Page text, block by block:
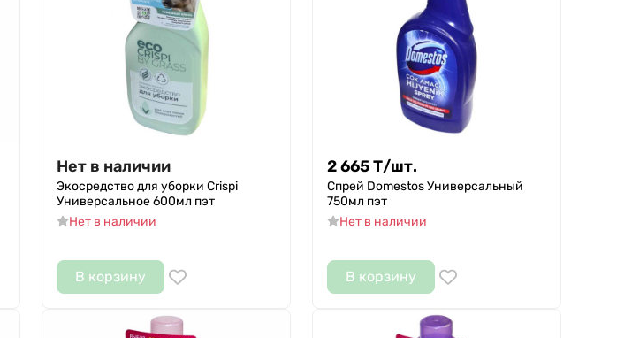
Нет в наличии
Экосредство для уборки Crispi
Универсальное 600мл пэт
Нет в наличии
В корзину
2 665Т/шт.
Спрей Domestos Универсальный
750мл пэт
Нет в наличии
В корзину